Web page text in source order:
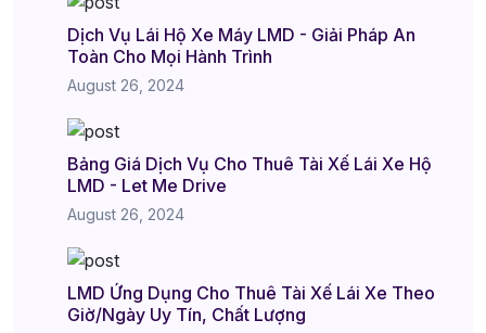
Dịch Vụ Lái Hộ Xe Máy LMD - Giải Pháp An
Toàn Cho Mọi Hành Trình
August 26, 2024
Bảng Giá Dịch Vụ Cho Thuê Tài Xế Lái Xe Hộ
LMD - Let Me Drive
August 26, 2024
LMD Ứng Dụng Cho Thuê Tài Xế Lái Xe Theo
Giờ/Ngày Uy Tín, Chất Lượng